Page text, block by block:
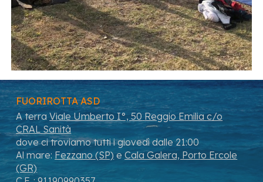
FUORIROTTA ASD
A terraViale Umberto I°, 50 Reggio Emiliac/o
CRAL Sanità
dove citroviamo tutti i giovedì dalle 21:00
Al mare: Fezzano (SP) eCala Galera, Porto Ercole
(GR)